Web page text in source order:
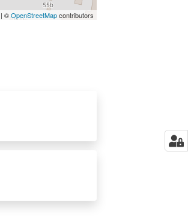
©OpenStreetMapcontributors